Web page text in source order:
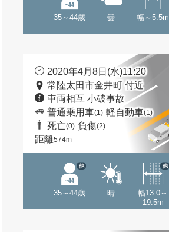
35～44歳 曇 幅～5.5m
2020年4月8日(水)11:20
常陸太田市金井町 付近
車両相互 小破事故
普通乗用車(1) 軽自動車(1)
死亡(0) 負傷(2)
距離574m
35～44歳
他
晴
幅13.0～
19.5m
他